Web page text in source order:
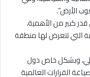
الأرض”.
كبير من الأهمية،
التي تتعرض لها منطقة
وبشكل خاص دول
القرارات العالمية